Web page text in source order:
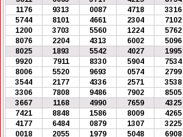
1176
9313 0087 4718 3316
5744
8101 4661 2304 7102
1200
3703 5560 1224 5762
8076
2204 4313 6002 5096
8025
1893 5542 4027 1995
9920
7911 8330 5904 7534
8006
5520 9693 0574 2799
3544
2177 4336 2571 3538
3306
7808 9486 7902 8505
3667
1168 4990 7659 4325
7421
8848 1586 8009 4265
4177
6484 0879 1307 3225
0018
2055 1979 5048 6908